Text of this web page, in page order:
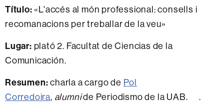
Título:«L'accés al món professional: consells i
recomanacions per treballar de la veu»
Lugar: plató 2. Facultat de Ciencias de la
Comunicación.
Resumen:charla a cargo de Pol
Corredoira, alumnide Periodismo de la UAB. .